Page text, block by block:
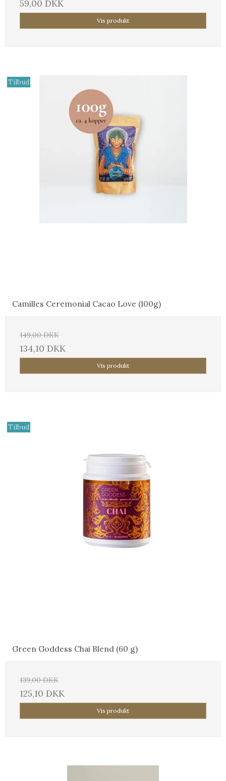
59,00 DKK
Vis produkt
Tilbud
Camilles Ceremonial Cacao Love (100g)
149,00 DKK
134,10 DKK
Vis produkt
Tilbud
Green Goddess Chai Blend (60 g)
139,00 DKK
125,10 DKK
Vis produkt